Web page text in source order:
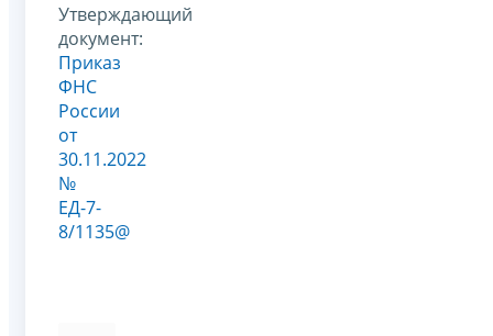
Утверждающий
документ:
Приказ
ФНС
России
от
30.11.2022
№
ЕД-7-
8/1135@